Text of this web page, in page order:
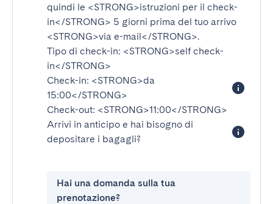
quindi le <STRONG>istruzioni per il check-
in</STRONG> 5 giorni prima del tuo arrivo
<STRONG>via e-mail</STRONG>.
Tipo di check-in: <STRONG>self check-
in</STRONG>
Check-in: <STRONG>da
15:00</STRONG>
Check-out: <STRONG>11:00</STRONG>
Arrivi in anticipo e hai bisogno di
depositare i bagagli?
Hai una domanda sulla tua
prenotazione?